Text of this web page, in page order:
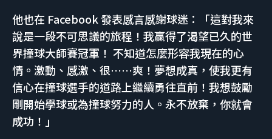
他也在 Facebook 發表感言感謝球迷：「這對我來
說是一段不可思議的旅程！我贏得了渴望已久的世
界撞球大師賽冠軍！ 不知道怎麼形容我現在的心
情。激動、感激、很……爽！夢想成真，使我更有
信心在撞球選手的道路上繼續勇往直前！我想鼓勵
剛開始學球或為撞球努力的人。永不放棄，你就會
成功！」